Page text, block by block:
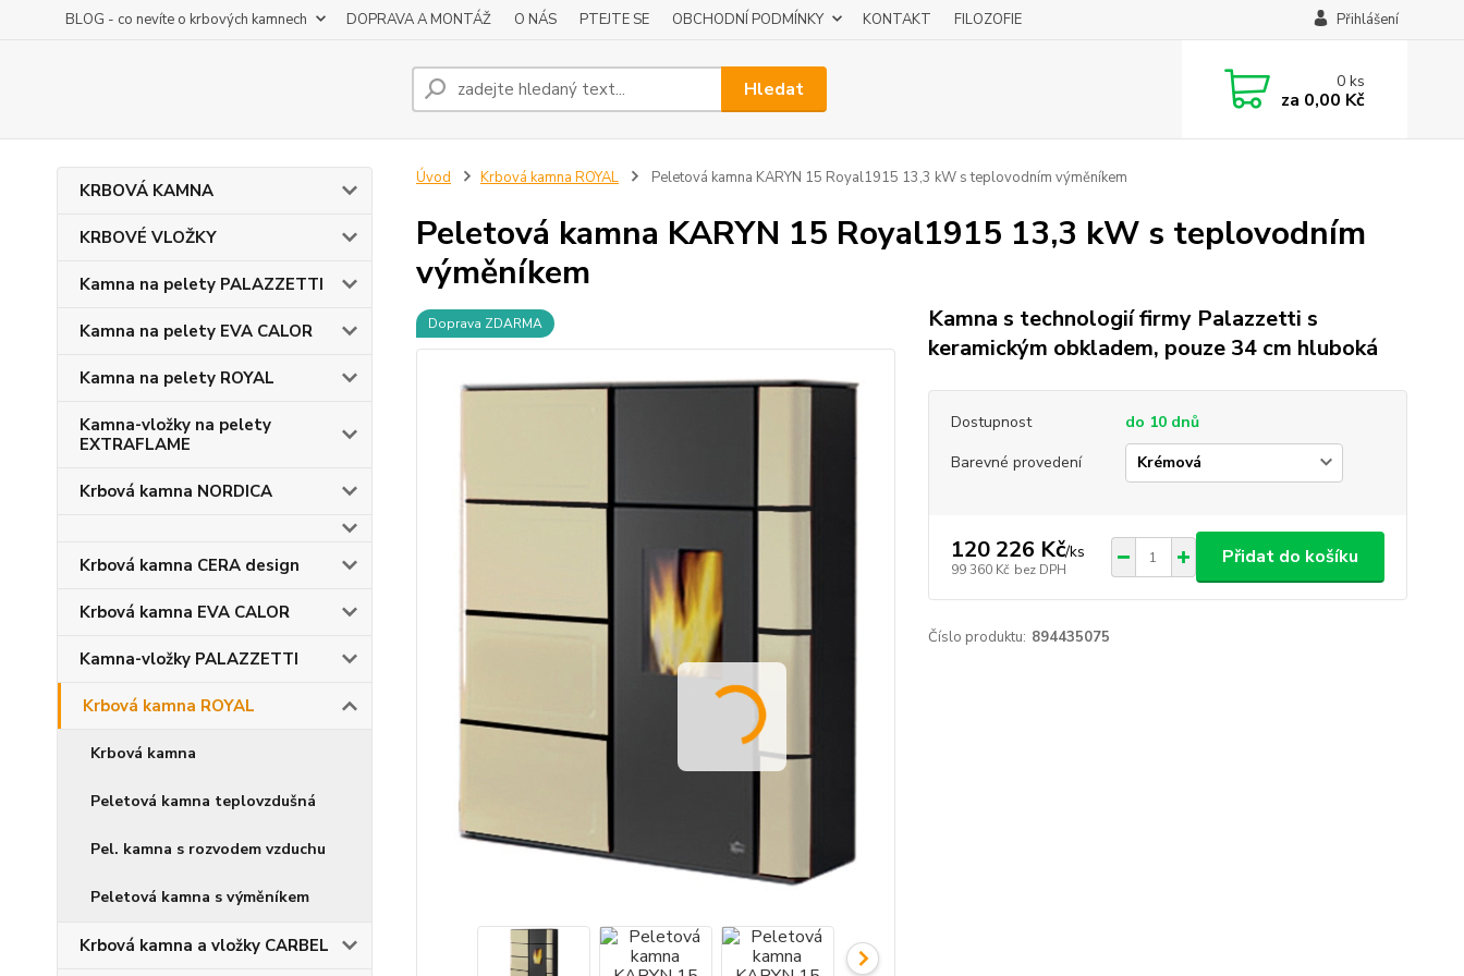
BLOG - co nevíte o krbových kamnech DOPRAVA A MONTÁŽ O NÁS PTEJTE SE OBCHODNÍ PODMÍNKY KONTAKT FILOZOFIE Přihlášení
Hledat 0ks
za 0,00 Kč
KRBOVÁ KAMNA
KRBOVÉ VLOŽKY
Kamna na pelety PALAZZETTI
Kamna na pelety EVA CALOR
Kamna na pelety ROYAL
Kamna-vložky na pelety
EXTRAFLAME
Krbová kamna NORDICA
Krbová kamna CERA design
Krbová kamna EVA CALOR
Kamna-vložky PALAZZETTI
Krbová kamna ROYAL
Krbová kamna
Peletová kamna teplovzdušná
Pel. kamna s rozvodem vzduchu
Peletová kamna s výměníkem
Krbová kamna a vložky CARBEL
Úvod Krbová kamna ROYAL Peletová kamna KARYN 15 Royal1915 13,3 kW s teplovodním výměníkem
Peletová kamna KARYN 15 Royal1915 13,3 kW s teplovodním
výměníkem
Doprava ZDARMA
Kamna s technologií firmy Palazzetti s
keramickým obkladem, pouze 34 cm hluboká
Dostupnost
do 10 dnů
Barevné provedení
120 226 Kč/ks
99 360 Kč bez DPH
Přidat do košíku
Číslo produktu: 894435075